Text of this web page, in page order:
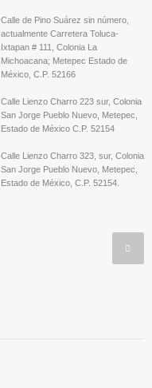
Calle de Pino Suárez sin número,
actualmente Carretera Toluca-
Ixtapan # 111, Colonia La
Michoacana; Metepec Estado de
México, C.P. 52166
Calle Lienzo Charro 223 sur, Colonia
San Jorge Pueblo Nuevo, Metepec,
Estado de México C.P. 52154
Calle Lienzo Charro 323, sur, Colonia
San Jorge Pueblo Nuevo, Metepec,
Estado de México, C.P. 52154.